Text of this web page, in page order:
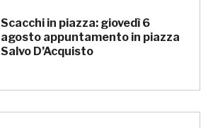
Scacchi in piazza: giovedì 6
agosto appuntamento in piazza
Salvo D’Acquisto